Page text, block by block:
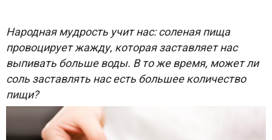
Народная мудрость учит нас: соленая пища
провоцирует жажду, которая заставляет нас
выпивать больше воды. В то же время, может ли
соль заставлять нас есть большее количество
пищи?